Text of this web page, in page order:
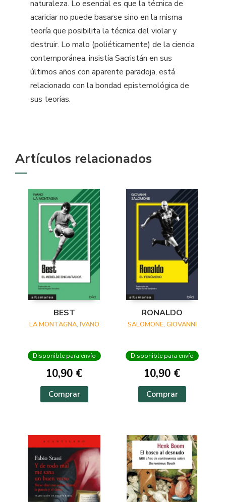
naturaleza. Lo esencial es que la técnica de
acariciar no puede basarse sino en la misma
teoría que posibilita la técnica del violar y
destruir. Lo malo (poliéticamente) de la ciencia
contemporánea, insistía Sacristán en sus
últimos años con aparente paradoja, está
relacionado con la bondad epistemológica de
sus teorías.
Artículos relacionados
BEST
LA MONTAGNA, IVANO
Disponible para envío
10,90 €
Comprar
RONALDO
SALOMONE, GIOVANNI
Disponible para envío
10,90 €
Comprar